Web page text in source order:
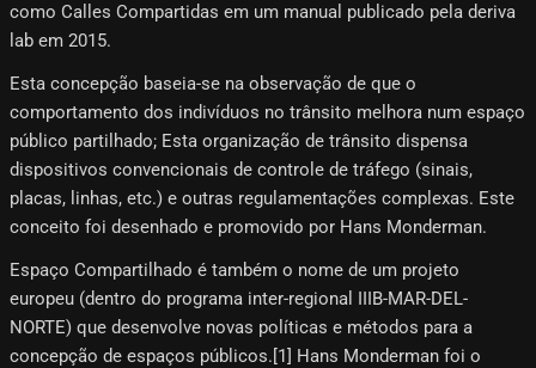
como Calles Compartidas em um manual publicado pela deriva
lab em 2015.
Esta concepção baseia-se na observação de que o
comportamento dos indivíduos no trânsito melhora num espaço
público partilhado; Esta organização de trânsito dispensa
dispositivos convencionais de controle de tráfego (sinais,
placas, linhas, etc.) e outras regulamentações complexas. Este
conceito foi desenhado e promovido por Hans Monderman.
Espaço Compartilhado é também o nome de um projeto
europeu (dentro do programa inter-regional IIIB-MAR-DEL-
NORTE) que desenvolve novas políticas e métodos para a
concepção de espaços públicos.[1] Hans Monderman foi o